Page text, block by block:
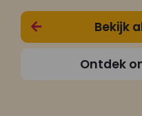
Bekijk
Ontdek